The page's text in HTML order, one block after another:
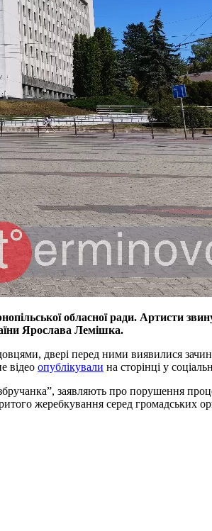
обласної ради. Артисти
Ярослава Лемішка.
двері перед ними виявилися
відео опублікували на сторінці у
заявляють про порушення
жеребкування серед громадських